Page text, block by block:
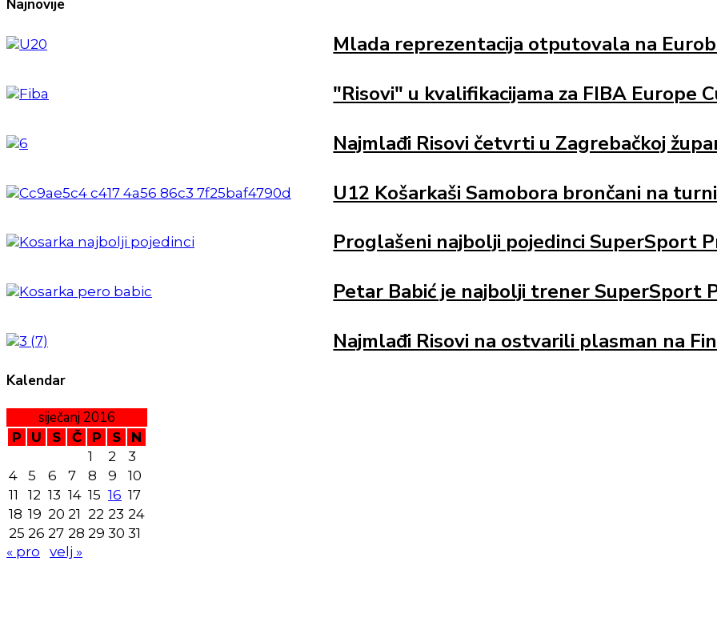
Najnovije
Mlada reprezentacija otputovala na
"Risovi" u kvalifikacijama za FIBA Europe
Najmlađi Risovi četvrti u Zagrebačkoj
U12 Košarkaši Samobora brončani na
Proglašeni najbolji pojedinci SuperSport
Petar Babić je najbolji trener SuperSport
Najmlađi Risovi na ostvarili plasman na
Kalendar
siječanj 2016
P U S Č P S
N
1
2
3
4
5 6 7 8 9
10
11
12 13 14 15 16 17
18 19 20 21 22 23 24
25 26 27 28 29 30 31
« pro
velj »